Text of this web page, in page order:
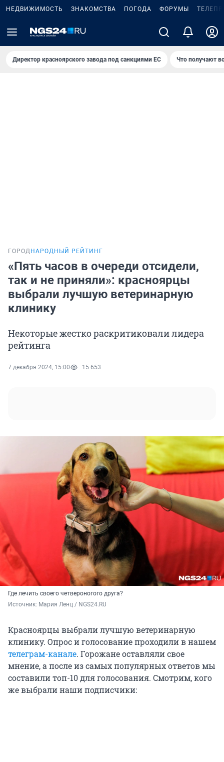
НЕДВИЖИМОСТЬ ЗНАКОМСТВА ПОГОДА ФОРУМЫ
Директор красноярского завода под санкциями ЕС Что получают
ГОРОД НАРОДНЫЙ РЕЙТИНГ
«Пять часов в очереди отсидели,
так и не приняли»: красноярцы
выбрали лучшую ветеринарную
клинику
Некоторые жестко раскритиковали лидера
рейтинга
7 декабря 2024, 15:00 15 653
Где лечить своего четвероногого друга?
Источник: Мария Ленц / NGS24.RU
Красноярцы выбрали лучшую ветеринарную
клинику. Опрос и голосование проходили в нашем
телеграм-канале. Горожане оставляли свое
мнение, а после из самых популярных ответов мы
составили топ-10 для голосования. Смотрим, кого
же выбрали наши подписчики: